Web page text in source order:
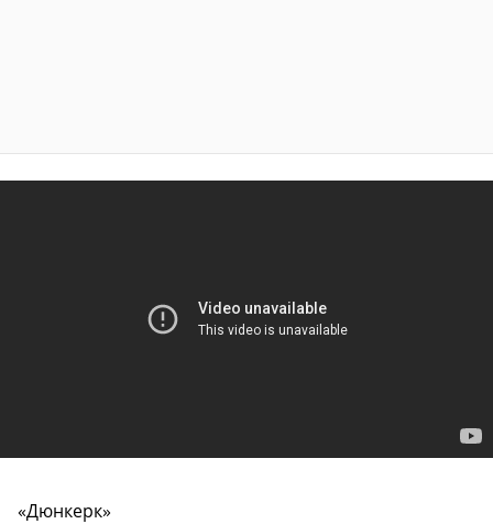
«Дюнкерк»